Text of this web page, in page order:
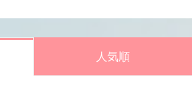
人気順